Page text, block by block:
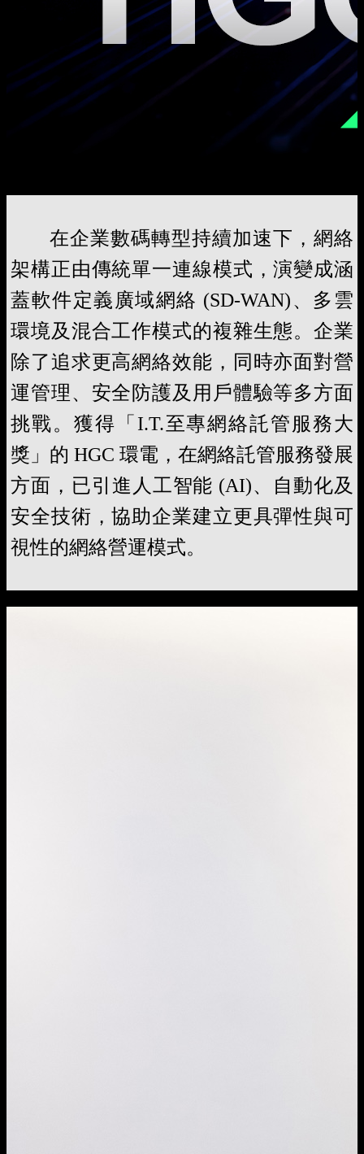
在企業數碼轉型持續加速下，網絡
架構正由傳統單一連線模式，演變成涵
蓋軟件定義廣域網絡 (SD-WAN)、多雲
環境及混合工作模式的複雜生態。企業
除了追求更高網絡效能，同時亦面對營
運管理、安全防護及用戶體驗等多方面
挑戰。獲得「I.T.至專網絡託管服務大
獎」的 HGC 環電，在網絡託管服務發展
方面，已引進人工智能 (AI)、自動化及
安全技術，協助企業建立更具彈性與可
視性的網絡營運模式。